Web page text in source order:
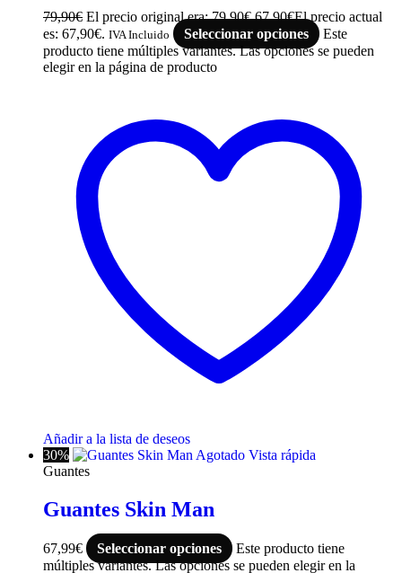
79,90€ El precio original era: 79,90€.67,90€El precio actual
es: 67,90€. IVA Incluido Seleccionar opciones
Este
producto tiene múltiples variantes. Las opciones se pueden
elegir en la página de producto
Añadir a la lista de deseos
30%
Agotado Vista rápida
Guantes
Guantes Skin Man
67,99€ Seleccionar opciones
Este producto tiene
múltiples variantes. Las opciones se pueden elegir en la